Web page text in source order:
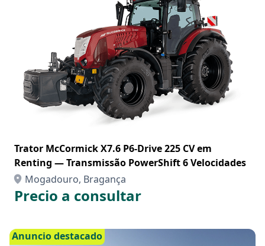
Trator McCormick X7.6 P6-Drive 225 CV em
Renting — Transmissão PowerShift 6 Velocidades
Mogadouro, Bragança
Precio a consultar
Anuncio destacado